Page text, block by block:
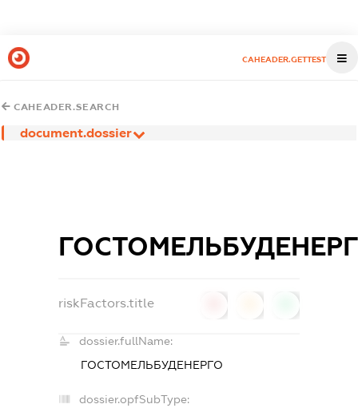
CAHEADER.GETTEST
CAHEADER.SEARCH
document.dossier
riskFactors.title
dossier.fullName:
ГОСТОМЕЛЬБУДЕНЕРГО
dossier.opfSubType: